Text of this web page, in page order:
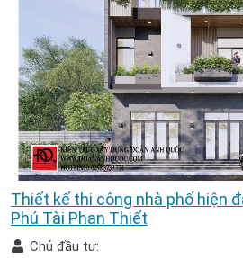
Thiết kế thi công nhà phố hiện
Phú Tài Phan Thiết
Chủ đầu tư: